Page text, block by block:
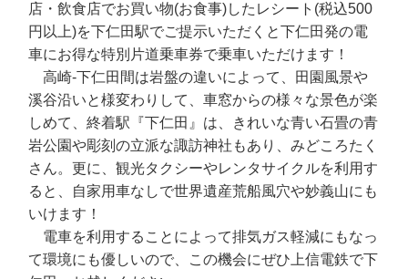
店・飲食店でお買い物(お食事)したレシート(税込500
円以上)を下仁田駅でご提示いただくと下仁田発の電
車にお得な特別片道乗車券で乗車いただけます！
高崎-下仁田間は岩盤の違いによって、田園風景や
溪谷沿いと様変わりして、車窓からの様々な景色が楽
しめて、終着駅『下仁田』は、きれいな青い石畳の青
岩公園や彫刻の立派な諏訪神社もあり、みどころたく
さん。更に、観光タクシーやレンタサイクルを利用す
ると、自家用車なしで世界遺産荒船風穴や妙義山にも
いけます！
電車を利用することによって排気ガス軽減にもなっ
て環境にも優しいので、この機会にぜひ上信電鉄で下